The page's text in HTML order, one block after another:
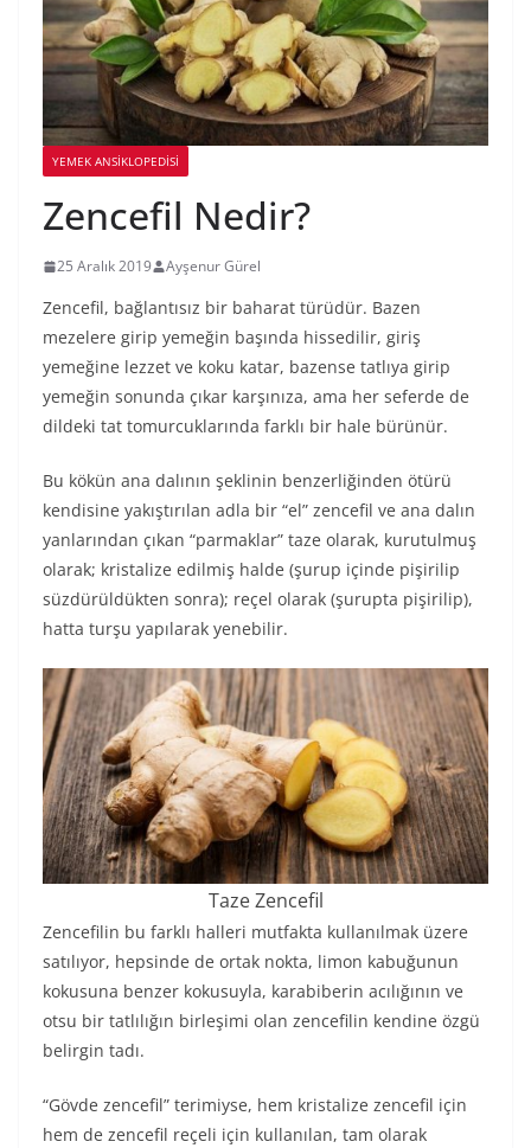
YEMEK ANSİKLOPEDİSİ
Zencefil Nedir?
25 Aralık 2019 Ayşenur Gürel
Zencefil, bağlantısız bir baharat türüdür. Bazen
mezelere girip yemeğin başında hissedilir, giriş
yemeğine lezzet ve koku katar, bazense tatlıya girip
yemeğin sonunda çıkar karşınıza, ama her seferde de
dildeki tat tomurcuklarında farklı bir hale bürünür.
Bu kökün ana dalının şeklinin benzerliğinden ötürü
kendisine yakıştırılan adla bir “el” zencefil ve ana dalın
yanlarından çıkan “parmaklar” taze olarak, kurutulmuş
olarak; kristalize edilmiş halde (şurup içinde pişirilip
süzdürüldükten sonra); reçel olarak (şurupta pişirilip),
hatta turşu yapılarak yenebilir.
Taze Zencefil
Zencefilin bu farklı halleri mutfakta kullanılmak üzere
satılıyor, hepsinde de ortak nokta, limon kabuğunun
kokusuna benzer kokusuyla, karabiberin acılığının ve
otsu bir tatlılığın birleşimi olan zencefilin kendine özgü
belirgin tadı.
“Gövde zencefil” terimiyse, hem kristalize zencefil için
hem de zencefil reçeli için kullanılan, tam olarak